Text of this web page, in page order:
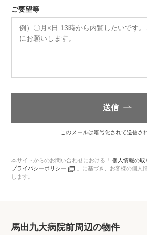
ご要望等
送信
このメールは暗号化されて送信さ
本サイトからのお問い合わせにおける「個人情報の取
プライバシーポリシー
」に基づき、 お客様の個人
します。
馬出九大病院前周辺の物件